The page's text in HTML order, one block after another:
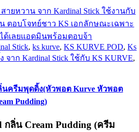
Stick,ks kurve,KS KURVE POD,Ks
จาก Kardinal Stick ใช้กับ KS KURVE,
นครีมพุดดิ้ง(หัวพอต Kurve หัวพอต
Pudding)
กลิ่น Cream Pudding (ครีม